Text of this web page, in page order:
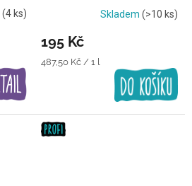
(4 ks)
Transparentní lak
Skladem (>10 ks)
195 Kč
Měrná
487,50 Kč / 1 l